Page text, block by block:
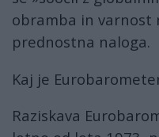
obramba in varnost
prednostna naloga.
Kaj je
Raziskava